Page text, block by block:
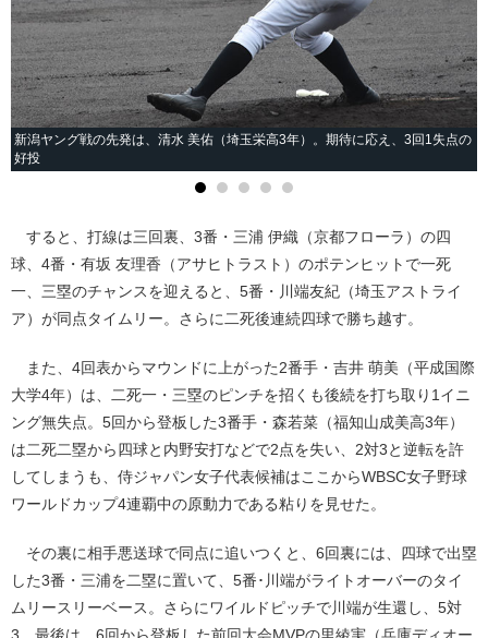
新潟ヤング戦の先発は、清水 美佑（埼玉栄高3年）。期待に応え、3回1失点の
好投
すると、打線は三回裏、3番・三浦 伊織（京都フローラ）の四
球、4番・有坂 友理香（アサヒトラスト）のポテンヒットで一死
一、三塁のチャンスを迎えると、5番・川端友紀（埼玉アストライ
ア）が同点タイムリー。さらに二死後連続四球で勝ち越す。
また、4回表からマウンドに上がった2番手・吉井 萌美（平成国際
大学4年）は、二死一・三塁のピンチを招くも後続を打ち取り1イニ
ング無失点。5回から登板した3番手・森若菜（福知山成美高3年）
は二死二塁から四球と内野安打などで2点を失い、2対3と逆転を許
してしまうも、侍ジャパン女子代表候補はここからWBSC女子野球
ワールドカップ4連覇中の原動力である粘りを見せた。
その裏に相手悪送球で同点に追いつくと、6回裏には、四球で出塁
した3番・三浦を二塁に置いて、5番･川端がライトオーバーのタイ
ムリースリーベース。さらにワイルドピッチで川端が生還し、5対